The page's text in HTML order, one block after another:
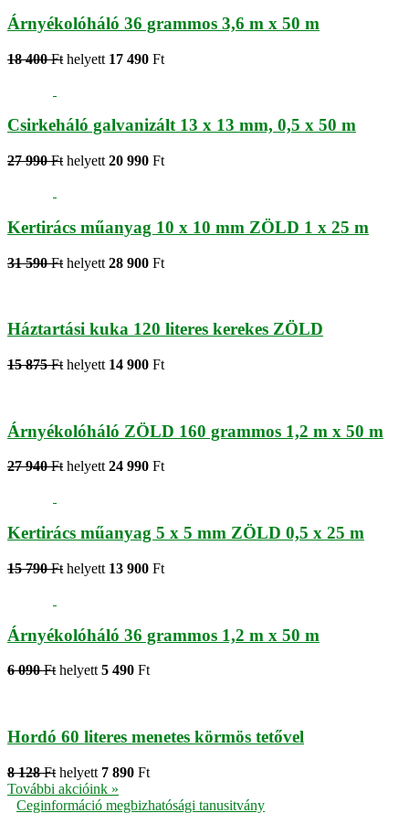
Árnyékolóháló 36 grammos 3,6 m x 50 m
18 400 Ft helyett 17 490 Ft
Csirkeháló galvanizált 13 x 13 mm, 0,5 x 50 m
27 990 Ft helyett 20 990 Ft
Kertirács műanyag 10 x 10 mm ZÖLD 1 x 25 m
31 590 Ft helyett 28 900 Ft
Háztartási kuka 120 literes kerekes ZÖLD
15 875 Ft helyett 14 900 Ft
Árnyékolóháló ZÖLD 160 grammos 1,2 m x 50 m
27 940 Fthelyett24 990 Ft
Kertirács műanyag 5 x 5 mm ZÖLD 0,5 x 25 m
15 790 Ft helyett 13 900 Ft
Árnyékolóháló 36 grammos 1,2 m x 50 m
6 090 Ft helyett 5 490 Ft
Hordó 60 literes menetes körmös tetővel
8 128 Ft helyett 7 890 Ft
További akcióink »
Ceginformáció megbizhatósági tanusitvány